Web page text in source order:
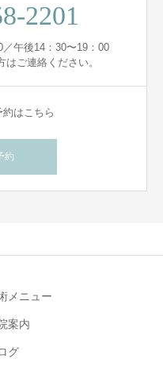
2201
午後14：30〜19：00
ご連絡ください。
はこちら
約
メニュー
案内
グ